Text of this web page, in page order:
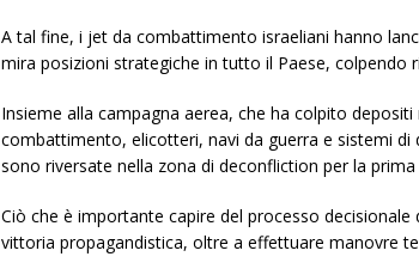
A tal fine, i jet da combattimento israeliani hanno
mira posizioni strategiche in tutto il Paese,
Insieme alla campagna aerea, che ha colpito
combattimento, elicotteri, navi da guerra e sistemi
sono riversate nella zona di deconfliction per la
Ciò che è importante capire del processo
vittoria propagandistica, oltre a effettuare manovre